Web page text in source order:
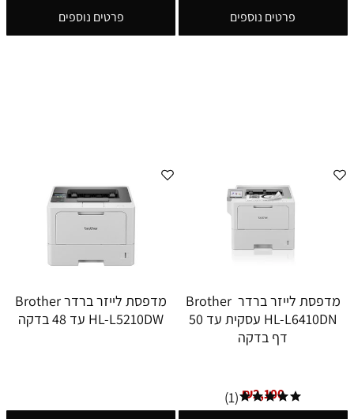
פרטים נוספים פרטים נוספים
מדפסת לייזר ברדר Brother
HL-L6410DN עסקית עד 50
דף בדקה
₪2,100
(1)
מדפסת לייזר ברדר Brother
HL-L5210DW עד 48 בדקה